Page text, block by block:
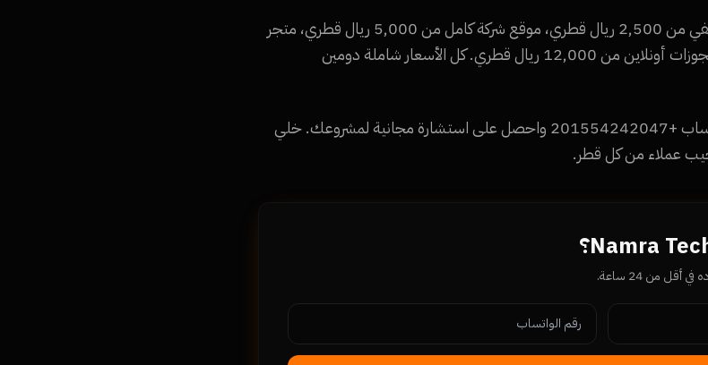
أسعار تصميم المواقع في قطر: موقع تعريفي من 2,500 ريال قطري، موقع شركة كامل من 5,000 ريال قطري، متجر
إلكتروني من 8,500 ريال قطري، نظام حجوزات أونلاين من 12,000 ريال قطري. كل الأسعار شاملة دومين
تواصل مع Namra Tech اليوم على واتساب +201554242047 واحصل على استشارة مجانية لمشروعك. خلي
عملاء من كل قطر.
من 24 ساعة.